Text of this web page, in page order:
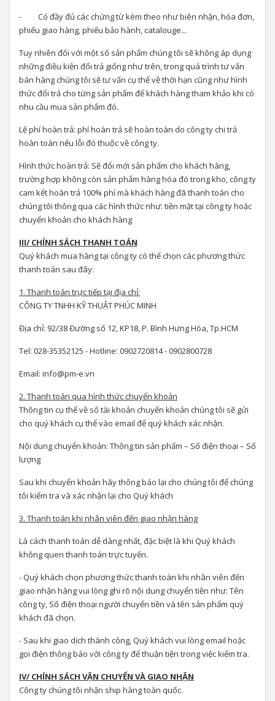
- Có đầy đủ các chứng từ kèm theo như biên nhận, hóa đơn,
phiếu giao hàng, phiếu bảo hành, catalouge...
Tuy nhiên đối với một số sản phẩm chúng tôi sẽ không áp dụng
những điều kiện đổi trả giống như trên, trong quá trình tư vấn
bán hàng chúng tôi sẽ tư vấn cụ thể về thời hạn cũng như hình
thức đổi trả cho từng sản phẩm để khách hàng tham khảo khi có
nhu cầu mua sản phẩm đó.
Lệ phí hoàn trả: phí hoàn trả sẽ hoàn toàn do công ty chi trả
hoàn toàn nếu lỗi đó thuộc về công ty.
Hình thức hoàn trả: Sẽ đổi mới sản phẩm cho khách hàng,
trường hợp không còn sản phẩm hàng hóa đó trong kho, công ty
cam kết hoàn trả 100% phí mà khách hàng đã thanh toán cho
chúng tôi thông qua các hình thức như: tiền mặt tại công ty hoặc
chuyển khoản cho khách hàng
III/ CHÍNH SÁCH THANH TOÁN
Quý khách mua hàng tại công ty có thể chọn các phương thức
thanh toán sau đây:
1. Thanh toán trực tiếp tại địa chỉ:
CÔNG TY TNHH KỸ THUẬT PHÚC MINH
Địa chỉ: 92/38 Đường số 12, KP18, P. Bình Hưng Hòa, Tp.HCM
Tel: 028-35352125 - Hotline: 0902720814 - 0902800728
Email: info@pm-e.vn
2. Thanh toán qua hình thức chuyển khoản
Thông tin cụ thể về số tài khoản chuyển khoản chúng tôi sẽ gửi
cho quý khách cụ thể vào email để quý khách xác nhận.
Nội dung chuyển khoản: Thông tin sản phẩm – Số điện thoại – Số
lượng
Sau khi chuyển khoản hãy thông báo lại cho chúng tôi để chúng
tôi kiểm tra và xác nhận lại cho Quý khách
3. Thanh toán khi nhân viên đến giao nhận hàng
Là cách thanh toán dễ dàng nhất, đặc biệt là khi Quý khách
không quen thanh toán trực tuyến.
- Quý khách chọn phương thức thanh toán khi nhân viên đến
giao nhận hàng vui lòng ghi rõ nội dung chuyển tiền như: Tên
công ty, Số điện thoại người chuyển tiền và tên sản phẩm quý
khách đã chọn.
- Sau khi giao dịch thành công, Quý khách vui lòng email hoặc
gọi điện thông báo với công ty để thuận tiện trong việc kiểm tra.
IV/ CHÍNH SÁCH VẬN CHUYỂN VÀ GIAO NHẬN
Công ty chúng tôi nhận ship hàng toàn quốc.